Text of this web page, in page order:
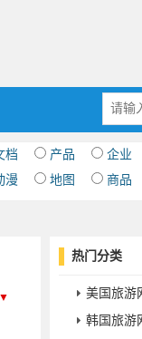
档 产品 企业
漫 地图 商品
热门分类
美国旅游
韩国旅游